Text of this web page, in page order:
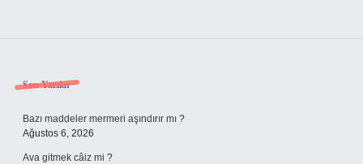
Sidebar
Son Yazılar
Bazı maddeler mermeri aşındırır mı ?
Ağustos 6, 2026
Ava gitmek câiz mi ?